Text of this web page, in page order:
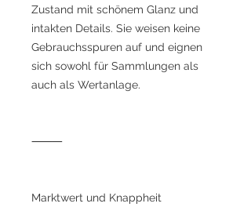
Zustand mit schönem Glanz und
intakten Details. Sie weisen keine
Gebrauchsspuren auf und eignen
sich sowohl für Sammlungen als
auch als Wertanlage.
⸻
Marktwert und Knappheit